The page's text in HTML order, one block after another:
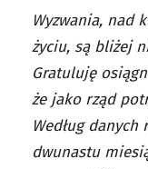
Wyzwania, nad
życiu, są bliżej
Gratuluję
że jako rząd
Według
dwunastu